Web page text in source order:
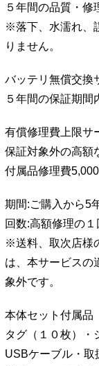
５年間の品質・修
※落下、水濡れ、
りません。
バッテリ無償交換
５年間の保証期間
有償修理費上限サ
保証対象外の高額
付属品修理費
期間:ご購入から5
回数:高額修理の１
※送料、取次店様
は、本サービスの
象外です。
本体セット付属品
タグ（１０枚）・
USBケーブル・取